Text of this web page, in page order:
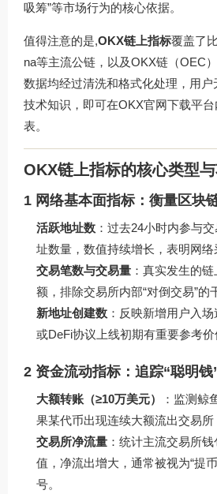
吸筹”等市场行为的核心依据。
值得注意的是,OKX链上指标覆盖了
na等主流公链，以及OKX链（OEC
数据均经过清洗和格式化处理，用
技术知识，即可在OKX官网下载平台
表。
OKX链上指标的核心类型
1 网络基本面指标：衡量区块
活跃地址数 ：过去24小时内参与
址数量，数值持续增长，表明网络
交易笔数与交易量 ：真实发生的
额，排除交易所内部“对倒交易”的
新地址创建数 ：反映新增用户入
或DeFi协议上线初期有重要参考价
2 资金流动指标：追踪“聪明钱
大额转账（≥10万美元）
：监测鲸
果某代币出现连续大额流出交易所
交易所净流量 ：统计主流交易所
值，净流出增大，通常被视为“提
号。